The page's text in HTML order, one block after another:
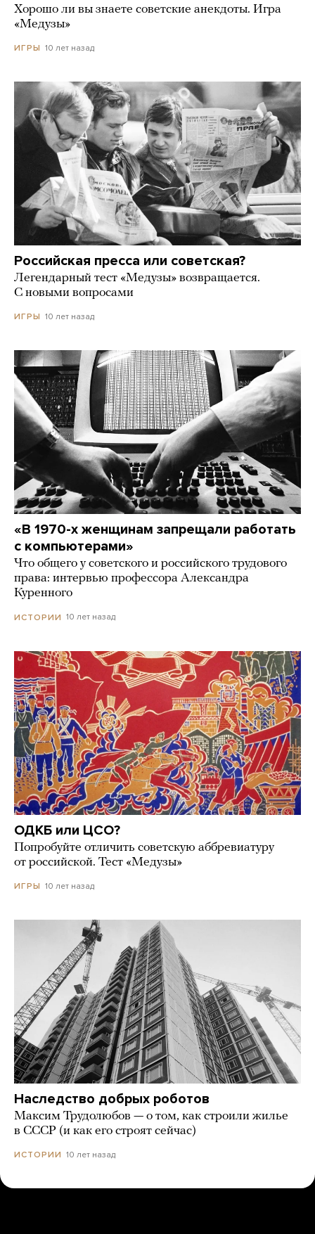
Хорошо ли вы знаете советские анекдоты. Игра
«Медузы»
ИГРЫ 10 лет назад
Российская пресса или советская?
Легендарный тест «Медузы» возвращается.
С новыми вопросами
ИГРЫ 10 лет назад
«В 1970-х женщинам запрещали работать
с компьютерами»
Что общего у советского и российского трудового
права: интервью профессора Александра
Куренного
ИСТОРИИ 10 лет назад
ОДКБ или ЦСО?
Попробуйте отличить советскую аббревиатуру
от российской. Тест «Медузы»
ИГРЫ 10 лет назад
Наследство добрых роботов
Максим Трудолюбов — о том, как строили жилье
в СССР (и как его строят сейчас)
ИСТОРИИ 10 лет назад